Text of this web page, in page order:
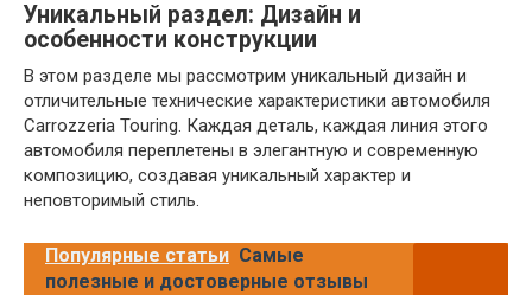
Уникальный раздел: Дизайн и
особенности конструкции
В этом разделе мы рассмотрим уникальный дизайн и
отличительные технические характеристики автомобиля
Carrozzeria Touring. Каждая деталь, каждая линия этого
автомобиля переплетены в элегантную и современную
композицию, создавая уникальный характер и
неповторимый стиль.
Популярные статьи Самые
полезные и достоверные отзывы